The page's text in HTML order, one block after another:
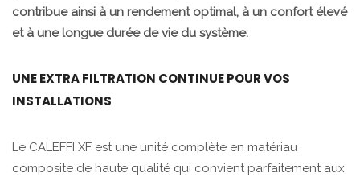
contribue ainsi à un rendement optimal, à un confort élevé
et à une longue durée de vie du système.
UNE EXTRA FILTRATION CONTINUE POUR VOS
INSTALLATIONS
Le CALEFFI XF est une unité complète en matériau
composite de haute qualité qui convient parfaitement aux